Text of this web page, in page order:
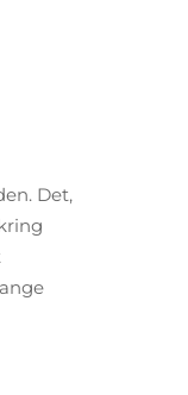
Det,